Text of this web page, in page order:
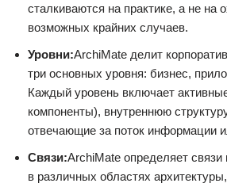
сталкиваются на практике, а не на
возможных крайних случаев.
Уровни:ArchiMate делит
три основных уровня: бизнес,
Каждый уровень включает
компоненты), внутреннюю
отвечающие за поток информации
Связи:ArchiMate определяет
в различных областях